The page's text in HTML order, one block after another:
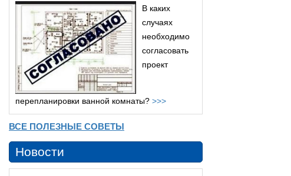
В каких
случаях
необходимо
согласовать
проект
перепланировки ванной комнаты? >>>
ВСЕ ПОЛЕЗНЫЕ СОВЕТЫ
Новости